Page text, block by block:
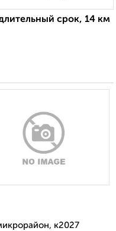
срок, 14 км
к2027